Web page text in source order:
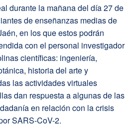
durante la mañana del día 27 de
de enseñanzas medias de
en los que estos podrán
con el personal investigador
científicas: ingeniería,
historia del arte y
las actividades virtuales
dan respuesta a algunas de las
en relación con la crisis
SARS-CoV-2.